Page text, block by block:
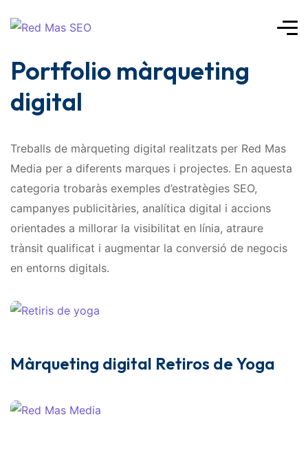
Portfolio màrqueting
digital
Treballs de màrqueting digital realitzats per Red Mas
Media per a diferents marques i projectes. En aquesta
categoria trobaràs exemples d’estratègies SEO,
campanyes publicitàries, analítica digital i accions
orientades a millorar la visibilitat en línia, atraure
trànsit qualificat i augmentar la conversió de negocis
en entorns digitals.
Màrqueting digital Retiros de Yoga